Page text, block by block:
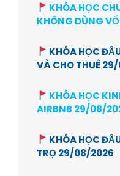
KHÓA HỌC
KHÔNG DÙNG
KHÓA HỌC
VÀ CHO THUÊ
KHÓA HỌC
AIRBNB 29/08/
KHÓA HỌC
TRỌ 29/08/2026